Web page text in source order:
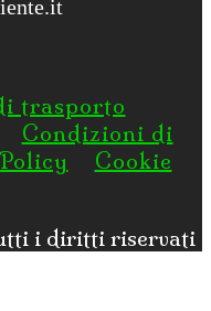
trasporto
Condizioni di
Cookie
i diritti riservati